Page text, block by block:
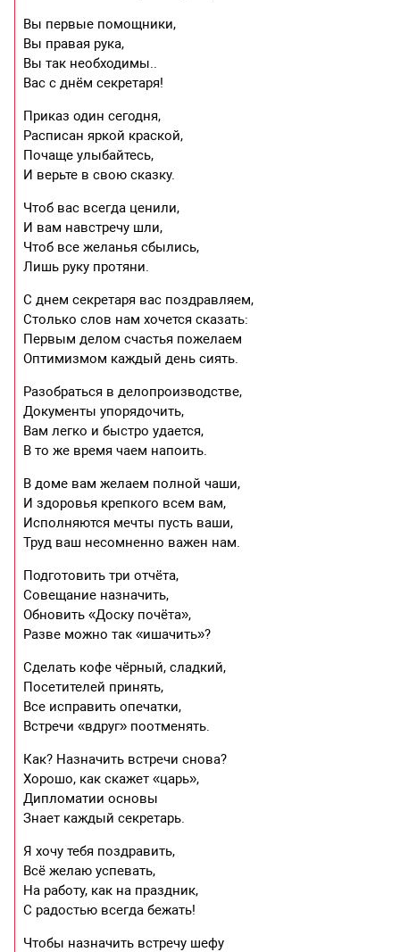
Вы первые помощники,
Вы правая рука,
Вы так необходимы..
Вас с днём секретаря!
Приказ один сегодня,
Расписан яркой краской,
Почаще улыбайтесь,
И верьте в свою сказку.
Чтоб вас всегда ценили,
И вам навстречу шли,
Чтоб все желанья сбылись,
Лишь руку протяни.
С днем секретаря вас поздравляем,
Столько слов нам хочется сказать:
Первым делом счастья пожелаем
Оптимизмом каждый день сиять.
Разобраться в делопроизводстве,
Документы упорядочить,
Вам легко и быстро удается,
В то же время чаем напоить.
В доме вам желаем полной чаши,
И здоровья крепкого всем вам,
Исполняются мечты пусть ваши,
Труд ваш несомненно важен нам.
Подготовить три отчёта,
Совещание назначить,
Обновить «Доску почёта»,
Разве можно так «ишачить»?
Сделать кофе чёрный, сладкий,
Посетителей принять,
Все исправить опечатки,
Встречи «вдруг» поотменять.
Как? Назначить встречи снова?
Хорошо, как скажет «царь»,
Дипломатии основы
Знает каждый секретарь.
Я хочу тебя поздравить,
Всё желаю успевать,
На работу, как на праздник,
С радостью всегда бежать!
Чтобы назначить встречу шефу